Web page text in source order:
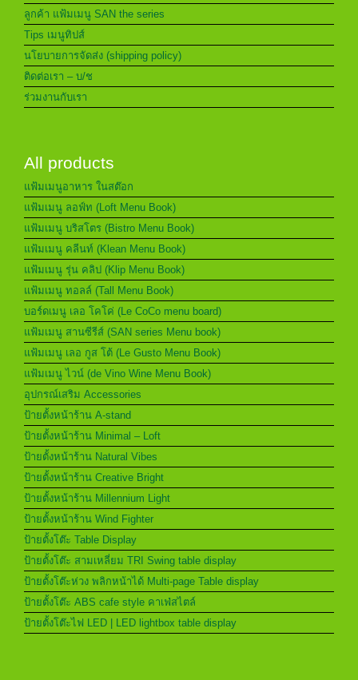
ลูกค้า แฟ้มเมนู SAN the series
Tips เมนูทิปส์
นโยบายการจัดส่ง (shipping policy)
ติดต่อเรา – บ/ช
ร่วมงานกับเรา
All products
แฟ้มเมนูอาหาร ในสต๊อก
แฟ้มเมนู ลอฟ์ท (Loft Menu Book)
แฟ้มเมนู บริสโตร (Bistro Menu Book)
แฟ้มเมนู คลีนท์ (Klean Menu Book)
แฟ้มเมนู รุ่น คลิป (Klip Menu Book)
แฟ้มเมนู ทอลล์ (Tall Menu Book)
บอร์ดเมนู เลอ โคโค่ (Le CoCo menu board)
แฟ้มเมนู สานซีรีส์ (SAN series Menu book)
แฟ้มเมนู เลอ กูส โต้ (Le Gusto Menu Book)
แฟ้มเมนู ไวน์ (de Vino Wine Menu Book)
อุปกรณ์เสริม Accessories
ป้ายตั้งหน้าร้าน A-stand
ป้ายตั้งหน้าร้าน Minimal – Loft
ป้ายตั้งหน้าร้าน Natural Vibes
ป้ายตั้งหน้าร้าน Creative Bright
ป้ายตั้งหน้าร้าน Millennium Light
ป้ายตั้งหน้าร้าน Wind Fighter
ป้ายตั้งโต๊ะ Table Display
ป้ายตั้งโต๊ะ สามเหลี่ยม TRI Swing table display
ป้ายตั้งโต๊ะห่วง พลิกหน้าได้ Multi-page Table display
ป้ายตั้งโต๊ะ ABS cafe style คาเฟ่สไตล์
ป้ายตั้งโต๊ะไฟ LED | LED lightbox table display